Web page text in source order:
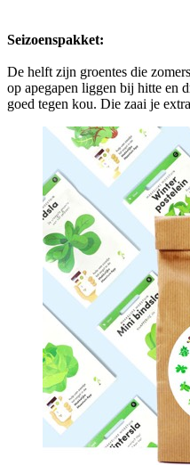
Seizoenspakket:
De helft zijn groentes die
op apegapen liggen bij hitte en
goed tegen kou. Die zaai je